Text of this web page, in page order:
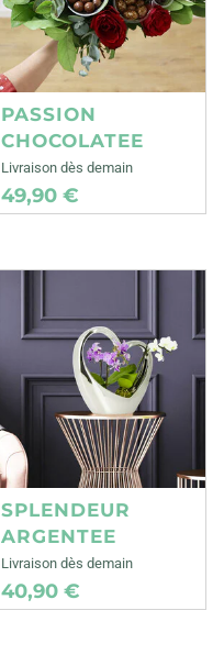
PASSION
CHOCOLATEE
Livraison dès demain
49,90 €
SPLENDEUR
ARGENTEE
Livraison dès demain
40,90 €